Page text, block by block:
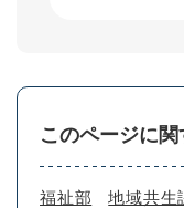
このページに
福祉部 地域共生